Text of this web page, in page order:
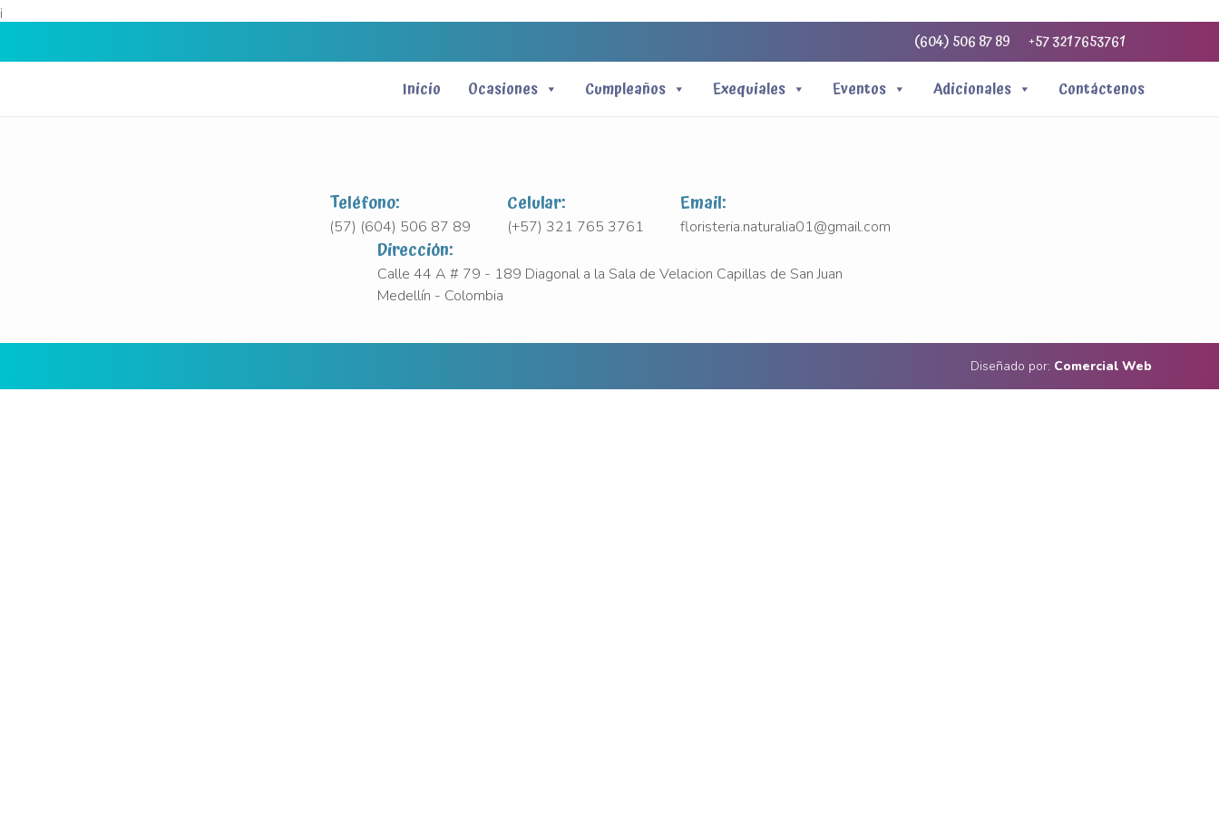
¡
(604) 506 87 89
+57 321 7653761
Inicio
Ocasiones Cumpleaños Exequiales Eventos Adicionales Contáctenos
Teléfono:
(57) (604) 506 87 89
Celular:
(+57) 321 765 3761
Email:
floristeria.naturalia01@gmail.com
Dirección:
Calle 44 A # 79 - 189 Diagonal a la Sala de Velacion Capillas de San Juan
Medellín - Colombia
Diseñado por: Comercial Web